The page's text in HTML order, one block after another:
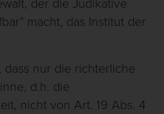
der die Judikative
macht, das Institut der
nur die richterliche
d.h. die
nicht von Art. 19 Abs. 4